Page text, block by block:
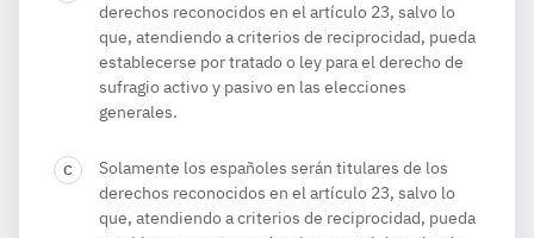
derechos reconocidos en el artículo 23, salvo lo
que, atendiendo a criterios de reciprocidad, pueda
establecerse por tratado o ley para el derecho de
sufragio activo y pasivo en las elecciones
generales.
Solamente los españoles serán titulares de los
derechos reconocidos en el artículo 23, salvo lo
que, atendiendo a criterios de reciprocidad, pueda